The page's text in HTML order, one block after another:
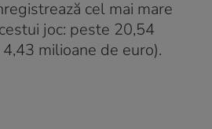
cel mai mare
joc: peste 20,54
milioane de euro).